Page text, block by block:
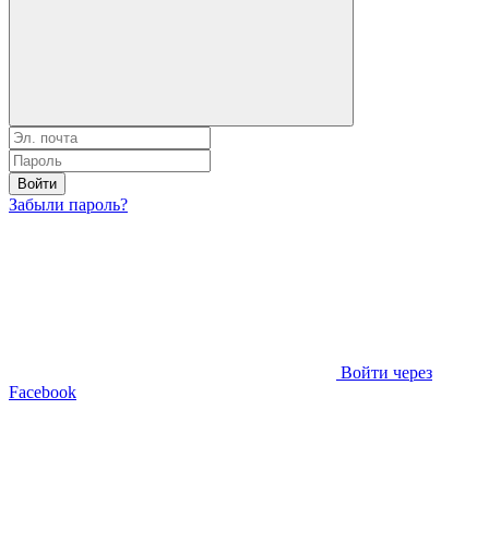
Войти
Забыли пароль?
Войти через
Facebook